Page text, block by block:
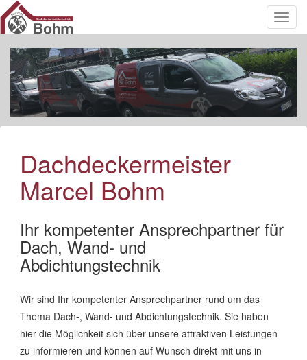
Dachdeckermeister
Marcel Bohm
Ihr kompetenter Ansprechpartner für
Dach, Wand- und
Abdichtungstechnik
Wir sind Ihr kompetenter Ansprechpartner rund um das
Thema Dach-, Wand- und Abdichtungstechnik. Sie haben
hier die Möglichkeit sich über unsere attraktiven Leistungen
zu informieren und können auf Wunsch direkt mit uns in